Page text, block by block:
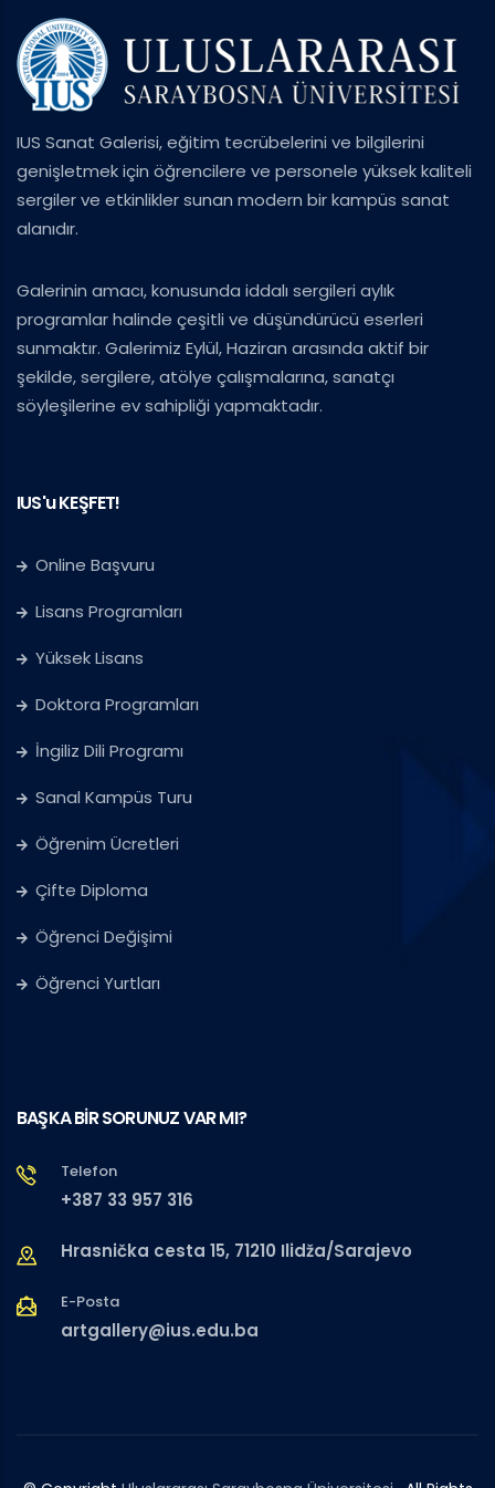
IUS Sanat Galerisi, eğitim tecrübelerini ve bilgilerini
genişletmek için öğrencilere ve personele yüksek kaliteli
sergiler ve etkinlikler sunan modern bir kampüs sanat
alanıdır.
Galerinin amacı, konusunda iddalı sergileri aylık
programlar halinde çeşitli ve düşündürücü eserleri
sunmaktır. Galerimiz Eylül, Haziran arasında aktif bir
şekilde, sergilere, atölye çalışmalarına, sanatçı
söyleşilerine ev sahipliği yapmaktadır.
IUS'u KEŞFET!
Online Başvuru
Lisans Programları
Yüksek Lisans
Doktora Programları
İngiliz Dili Programı
Sanal Kampüs Turu
Öğrenim Ücretleri
Çifte Diploma
Öğrenci Değişimi
Öğrenci Yurtları
BAŞKA BİR SORUNUZ VAR MI?
Telefon
+387 33 957 316
Hrasnička cesta 15, 71210 Ilidža/Sarajevo
E-Posta
artgallery@ius.edu.ba